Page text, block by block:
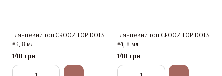
Глянцевий топ CROOZ TOP DOTS
#3, 8 мл
140 грн
Глянцевий топ CROOZ TOP DOTS
#4, 8 мл
140 грн